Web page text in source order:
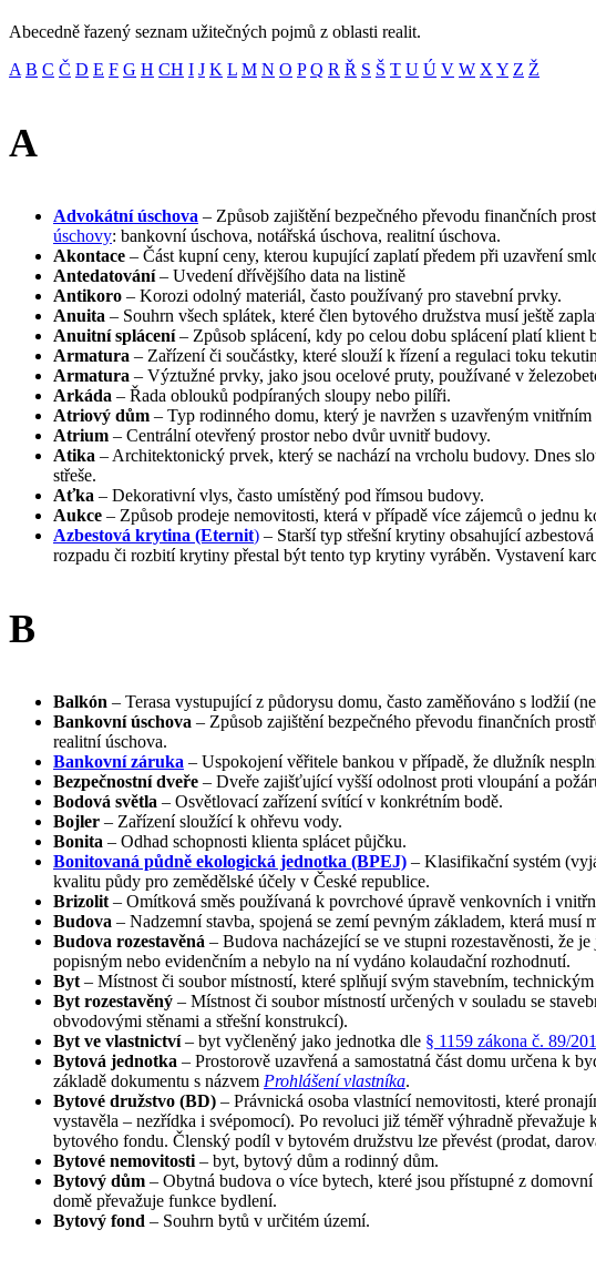
Abecedně řazený seznam užitečných pojmů z oblasti realit.
A B C Č D E F G H CH I J K L M N O P Q R Ř S Š T U Ú V W X Y Z Ž
A
Advokátní úschova – Způsob zajištění bezpečného převodu finančních
úschovy: bankovní úschova, notářská úschova, realitní úschova.
Akontace – Část kupní ceny, kterou kupující zaplatí předem při uzavření
Antedatování– Uvedení dřívějšího data na listině
Antikoro – Korozi odolný materiál, často používaný pro stavební prvky.
Anuita – Souhrn všech splátek, které člen bytového družstva musí ještě
Anuitní splácení– Způsob splácení, kdy po celou dobu splácení platí klient
Armatura – Zařízení či součástky, které slouží k řízení a regulaci toku
Armatura – Výztužné prvky, jako jsou ocelové pruty, používané v
Arkáda – Řada oblouků podpíraných sloupy nebo pilíři.
Atriový dům – Typ rodinného domu, který je navržen s uzavřeným vnitřním
Atrium – Centrální otevřený prostor nebo dvůr uvnitř budovy.
Atika – Architektonický prvek, který se nachází na vrcholu budovy. Dnes
střeše.
Aťka – Dekorativní vlys, často umístěný pod římsou budovy.
Aukce – Způsob prodeje nemovitosti, která v případě více zájemců o jednu
Azbestová krytina (Eternit) – Starší typ střešní krytiny obsahující
rozpadu či rozbití krytiny přestal být tento typ krytiny vyráběn. Vystavení
B
Balkón – Terasa vystupující z půdorysu domu, často zaměňováno s lodžií
Bankovní úschova – Způsob zajištění bezpečného převodu finančních
realitní úschova.
Bankovní záruka – Uspokojení věřitele bankou v případě, že dlužník
Bezpečnostní dveře – Dveře zajišťující vyšší odolnost proti vloupání a
Bodová světla – Osvětlovací zařízení svítící v konkrétním bodě.
Bojler – Zařízení sloužící k ohřevu vody.
Bonita – Odhad schopnosti klienta splácet půjčku.
Bonitovaná půdně ekologická jednotka (BPEJ) – Klasifikační systém
kvalitu půdy pro zemědělské účely v České republice.
Brizolit – Omítková směs používaná k povrchové úpravě venkovních i
Budova – Nadzemní stavba, spojená se zemí pevným základem, která
Budova rozestavěná – Budova nacházející se ve stupni rozestavěnosti, že
popisným nebo evidenčním a nebylo na ní vydáno kolaudační rozhodnutí.
Byt – Místnost či soubor místností, které splňují svým stavebním,
Byt rozestavěný – Místnost či soubor místností určených v souladu se
obvodovými stěnami a střešní konstrukcí).
Byt ve vlastnictví– byt vyčleněný jako jednotka dle § 1159 zákona č. 89/
Bytová jednotka – Prostorově uzavřená a samostatná část domu určena k
základě dokumentu s názvem Prohlášení vlastníka.
Bytové družstvo (BD) – Právnická osoba vlastnící nemovitosti, které
vystavěla – nezřídka i svépomocí). Po revoluci již téměř výhradně
bytového fondu. Členský podíl v bytovém družstvu lze převést (prodat,
Bytové nemovitosti – byt, bytový dům a rodinný dům.
Bytový dům – Obytná budova o více bytech, které jsou přístupné z
domě převažuje funkce bydlení.
Bytový fond – Souhrn bytů v určitém území.